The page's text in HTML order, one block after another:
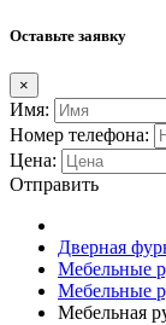
Оставьте заявку
×
Имя:
Номер телефона:
Цена:
Отправить
Дверная
Мебельные
Мебельные
Мебельная